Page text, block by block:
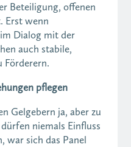
Beteiligung, offenen
Erst wenn
Dialog mit der
auch stabile,
Förderern.
pflegen
Gelgebern ja, aber zu
niemals Einfluss
war sich das Panel